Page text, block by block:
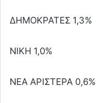
ΔΗΜΟΚΡΑΤΕΣ 1,3%
ΝΙΚΗ 1,0%
ΝΕΑ ΑΡΙΣΤΕΡΑ 0,6%